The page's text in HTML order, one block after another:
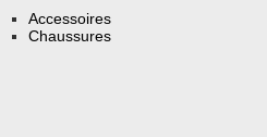
Accessoires
Chaussures